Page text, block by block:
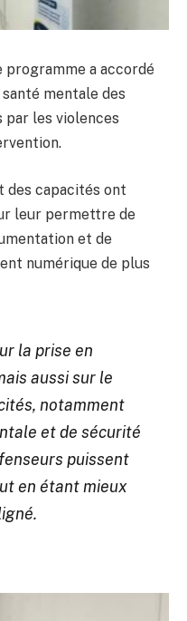
programme a accordé
mentale des
les violences
des capacités ont
leur permettre de
et de
numérique de plus
la prise en
aussi sur le
notamment
et de sécurité
puissent
en étant mieux